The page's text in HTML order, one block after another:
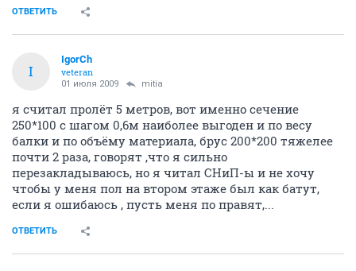
ОТВЕТИТЬ
I
IgorCh
veteran
01 июля 2009 mitia
я считал пролёт 5 метров, вот именно сечение
250*100 с шагом 0,6м наиболее выгоден и по весу
балки и по объёму материала, брус 200*200 тяжелее
почти 2 раза, говорят ,что я сильно
перезакладываюсь, но я читал СНиП-ы и не хочу
чтобы у меня пол на втором этаже был как батут,
если я ошибаюсь , пусть меня по правят,...
ОТВЕТИТЬ